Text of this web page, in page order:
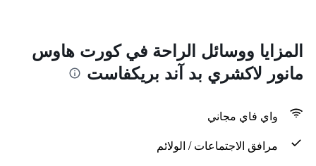
المزايا ووسائل الراحة في كورت هاوس
مانور لاكشري بد آند بريكفاست
واي فاي مجاني
مرافق الاجتماعات / الولائم